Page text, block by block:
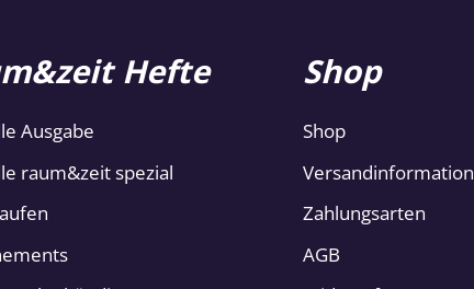
Hefte
Ausgabe
raum&zeit spezial
Shop
Shop
Versandinformation
Zahlungsarten
AGB